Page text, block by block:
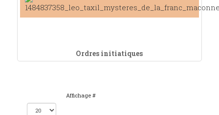
Ordres initiatiques
Affichage #